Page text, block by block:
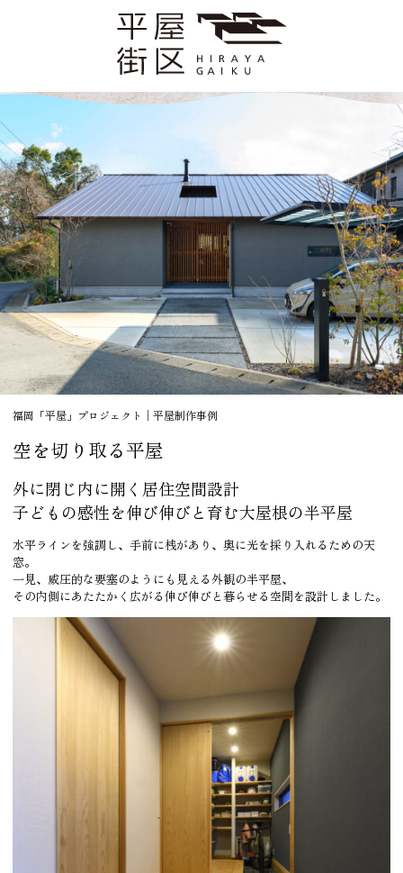
福岡「平屋」プロジェクト│平屋制作事例
空を切り取る平屋
外に閉じ内に開く居住空間設計
子どもの感性を伸び伸びと育む大屋根の半平屋
水平ラインを強調し、手前に桟があり、奥に光を採り入れるための天
窓。
一見、威圧的な要塞のようにも見える外観の半平屋、
その内側にあたたかく広がる伸び伸びと暮らせる空間を設計しました。